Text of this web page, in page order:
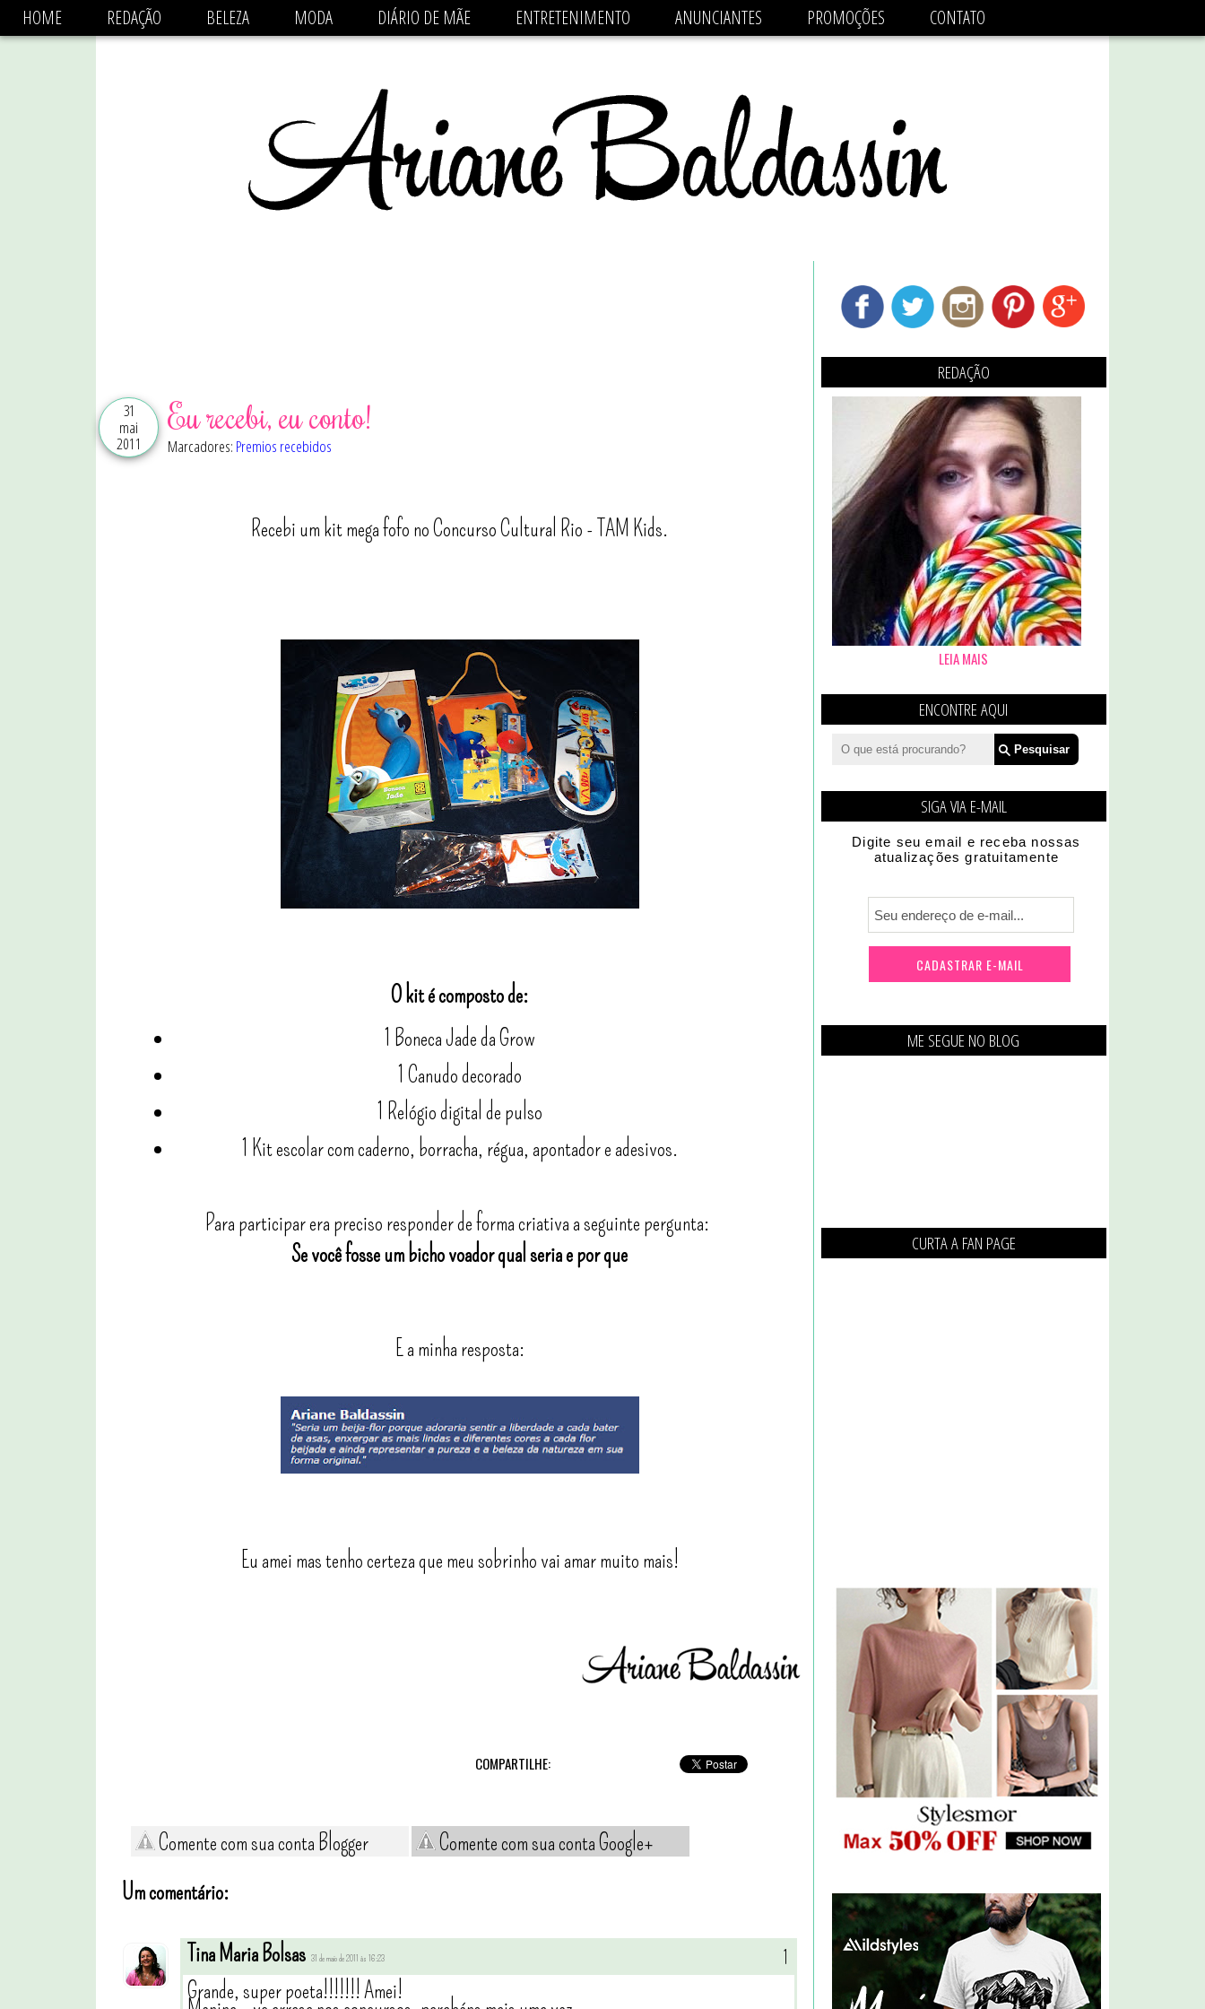
async='async' data-ad-client='ca-pub-1470782825684808' src='https://pagead2.googlesyndication.com/pagead/js/adsbygoogle.js'/>
HOME REDAÇÃO BELEZA MODA DIÁRIO DE MÃE ENTRETENIMENTO ANUNCIANTES PROMOÇÕES CONTATO
31
mai
2011
Eu recebi, eu conto!
Marcadores: Premios recebidos
Recebi um kit mega fofo no Concurso Cultural Rio - TAM Kids.
O kit é composto de:
1 Boneca Jade da Grow
1 Canudo decorado
1 Relógio digital de pulso
1 Kit escolar com caderno, borracha, régua, apontador e adesivos.
Para participar era preciso responder de forma criativa a seguinte pergunta:
Se você fosse um bicho voador qual seria e por que
E a minha resposta:
Eu amei mas tenho certeza que meu sobrinho vai amar muito mais!
COMPARTILHE:
Comente com sua conta Blogger
Comente com sua conta Google+
Um comentário:
Tina Maria Bolsas 31 de maio de 2011 às 16:23
Grande, super poeta!!!!!!! Amei!
REDAÇÃO
LEIA MAIS
ENCONTRE AQUI
SIGA VIA E-MAIL
Digite seu email e receba nossas
atualizações gratuitamente
ME SEGUE NO BLOG
CURTA A FAN PAGE